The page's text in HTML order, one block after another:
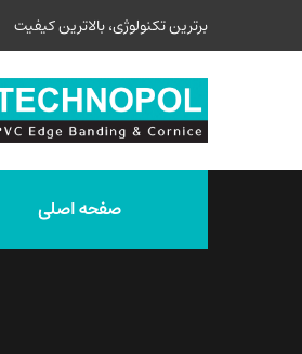
برترین تکنولوژی، بالاترین کیفیت
صفحه اصلی